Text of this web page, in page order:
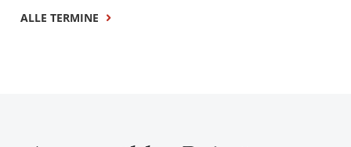
ALLE TERMINE